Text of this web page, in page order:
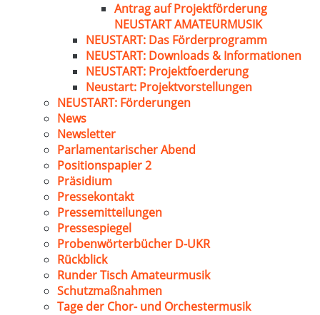
Antrag auf Projektförderung
NEUSTART AMATEURMUSIK
NEUSTART: Das Förderprogramm
NEUSTART: Downloads & Informationen
NEUSTART: Projektfoerderung
Neustart: Projektvorstellungen
NEUSTART: Förderungen
News
Newsletter
Parlamentarischer Abend
Positionspapier 2
Präsidium
Pressekontakt
Pressemitteilungen
Pressespiegel
Probenwörterbücher D-UKR
Rückblick
Runder Tisch Amateurmusik
Schutzmaßnahmen
Tage der Chor- und Orchestermusik